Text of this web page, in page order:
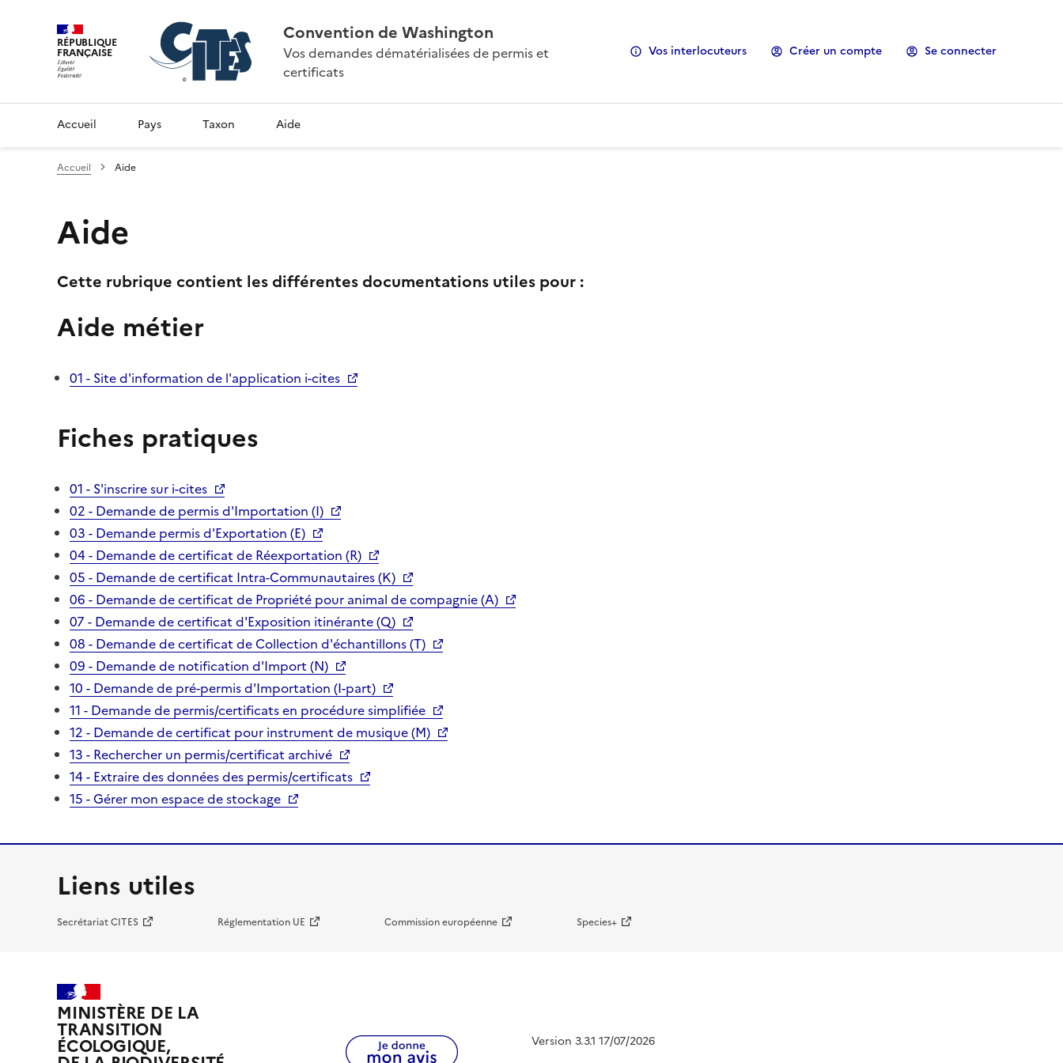
RÉPUBLIQUE
FRANÇAISE
Convention de Washington
Vos demandes dématérialisées de permis et
certificats
Vos interlocuteurs Créer un compte Se connecter
Accueil Pays Taxon Aide
Accueil Aide
Aide
Cette rubrique contient les différentes documentations utiles pour :
Aide métier
01 - Site d'information de l'application i-cites
Fiches pratiques
01 - S'inscrire sur i-cites
02 - Demande de permis d'Importation (I)
03 - Demande permis d'Exportation (E)
04 - Demande de certificat de Réexportation (R)
05 - Demande de certificat Intra-Communautaires (K)
06 - Demande de certificat de Propriété pour animal de compagnie (A)
07 - Demande de certificat d'Exposition itinérante (Q)
08 - Demande de certificat de Collection d'échantillons (T)
09 - Demande de notification d'Import (N)
10 - Demande de pré-permis d'Importation (I-part)
11 - Demande de permis/certificats en procédure simplifiée
12 - Demande de certificat pour instrument de musique (M)
13 - Rechercher un permis/certificat archivé
14 - Extraire des données des permis/certificats
15 - Gérer mon espace de stockage
Liens utiles
Secrétariat CITES Réglementation UE Commission européenne Species+
MINISTÈRE DE LA
TRANSITION
ÉCOLOGIQUE, Version 3.3.1 17/07/2026